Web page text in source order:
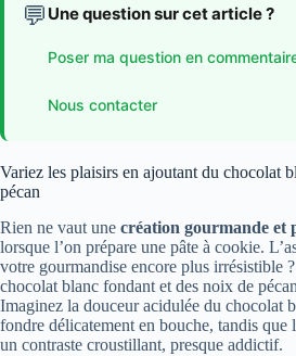
💬 Une question sur cet article ?
Poser ma question en
Nous contacter
Variez les plaisirs en ajoutant du chocolat
pécan
Rien ne vaut une création gourmande et
lorsque l’on prépare une pâte à cookie.
votre gourmandise encore plus irrésistible
chocolat blanc fondant et des noix de
Imaginez la douceur acidulée du chocolat
fondre délicatement en bouche, tandis que
un contraste croustillant, presque addictif.